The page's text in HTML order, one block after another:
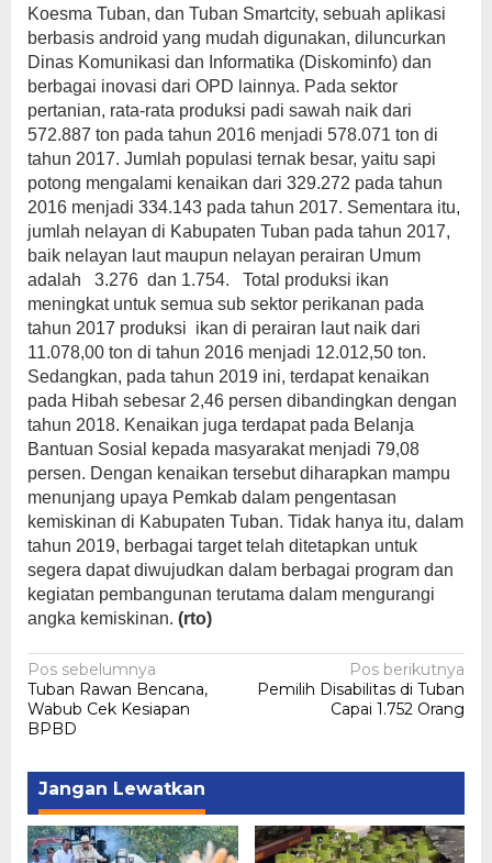
Koesma Tuban, dan Tuban Smartcity, sebuah aplikasi
berbasis android yang mudah digunakan, diluncurkan
Dinas Komunikasi dan Informatika (Diskominfo) dan
berbagai inovasi dari OPD lainnya. Pada sektor
pertanian, rata-rata produksi padi sawah naik dari
572.887 ton pada tahun 2016 menjadi 578.071 ton di
tahun 2017. Jumlah populasi ternak besar, yaitu sapi
potong mengalami kenaikan dari 329.272 pada tahun
2016 menjadi 334.143 pada tahun 2017. Sementara itu,
jumlah nelayan di Kabupaten Tuban pada tahun 2017,
baik nelayan laut maupun nelayan perairan Umum
adalah 3.276 dan 1.754. Total produksi ikan
meningkat untuk semua sub sektor perikanan pada
tahun 2017 produksi ikan di perairan laut naik dari
11.078,00 ton di tahun 2016 menjadi 12.012,50 ton.
Sedangkan, pada tahun 2019 ini, terdapat kenaikan
pada Hibah sebesar 2,46 persen dibandingkan dengan
tahun 2018. Kenaikan juga terdapat pada Belanja
Bantuan Sosial kepada masyarakat menjadi 79,08
persen. Dengan kenaikan tersebut diharapkan mampu
menunjang upaya Pemkab dalam pengentasan
kemiskinan di Kabupaten Tuban. Tidak hanya itu, dalam
tahun 2019, berbagai target telah ditetapkan untuk
segera dapat diwujudkan dalam berbagai program dan
kegiatan pembangunan terutama dalam mengurangi
angka kemiskinan. (rto)
Navigasi
pos
Pos sebelumnya
Tuban Rawan Bencana,
Wabub Cek Kesiapan
BPBD
Pos berikutnya
Pemilih Disabilitas di Tuban
Capai 1.752 Orang
Jangan Lewatkan